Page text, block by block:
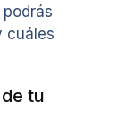
cuáles
tu